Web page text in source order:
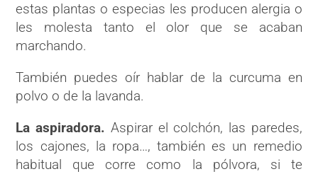
estas plantas o especias les producen alergia o
les molesta tanto el olor que se acaban
marchando.
También puedes oír hablar de la curcuma en
polvo o de la lavanda.
La aspiradora. Aspirar el colchón, las paredes,
los cajones, la ropa…, también es un remedio
habitual que corre como la pólvora, si te